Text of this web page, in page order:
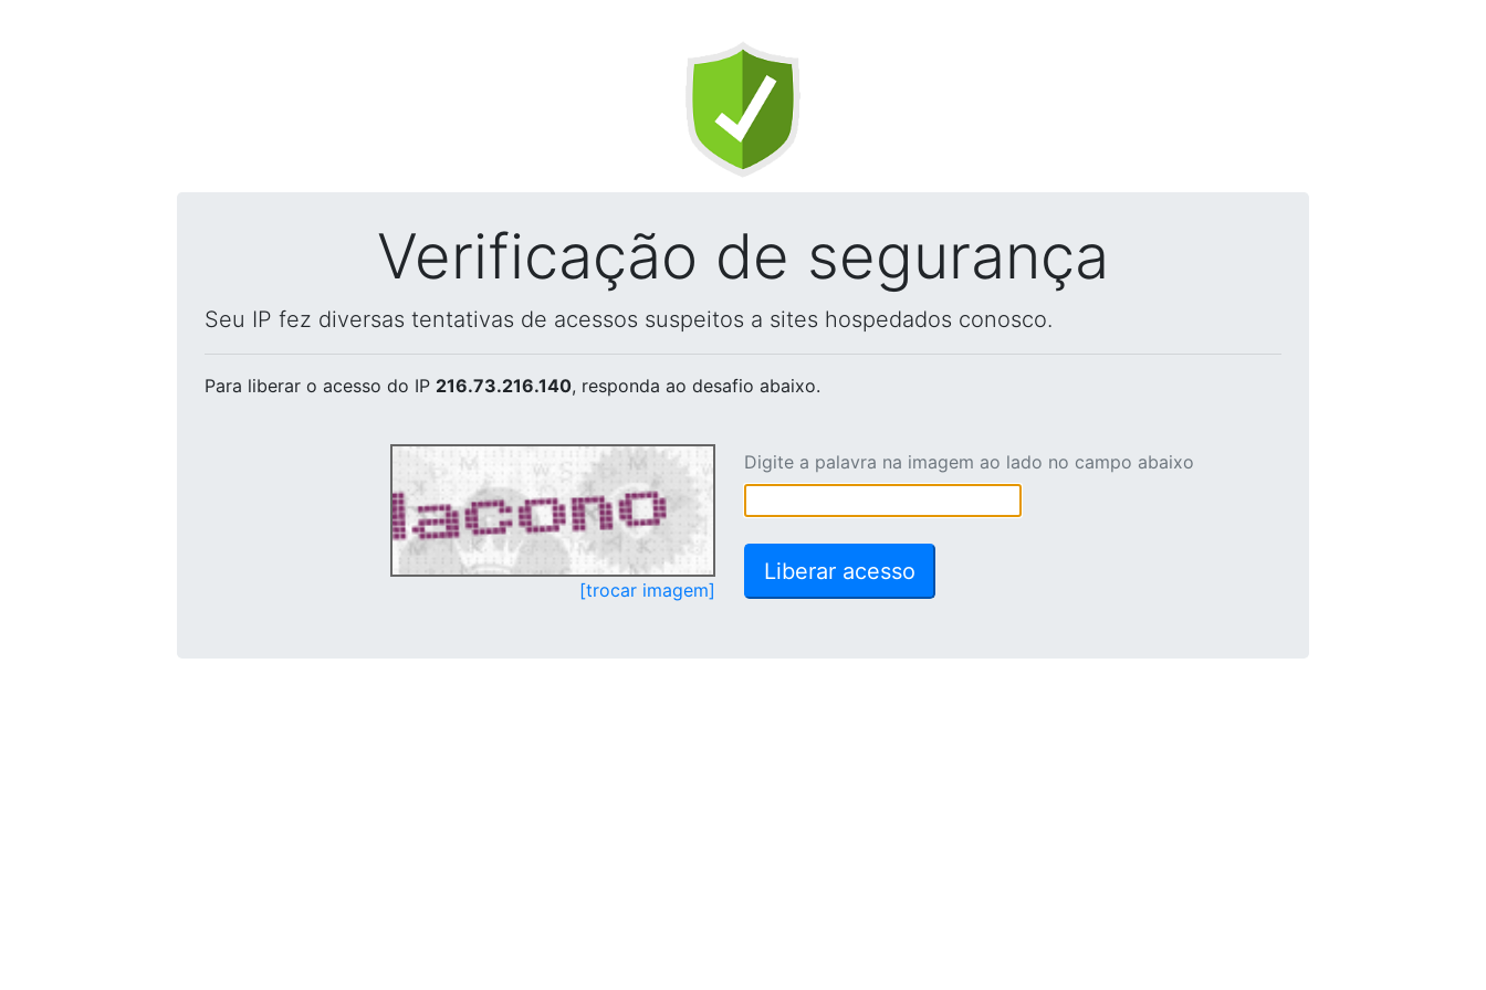
Verificação de segurança
Seu IP fez diversas tentativas de acessos suspeitos a sites hospedados conosco.
Para liberar o acesso do IP 216.73.216.140, responda ao desafio abaixo.
[trocar imagem]
Digite a palavra na imagem ao lado no campo abaixo